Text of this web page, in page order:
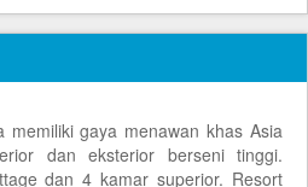
memiliki gaya menawan khas Asia
dan eksterior berseni tinggi.
dan 4 kamar superior. Resort